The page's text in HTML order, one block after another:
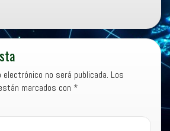
no será publicada. Los
marcados con *